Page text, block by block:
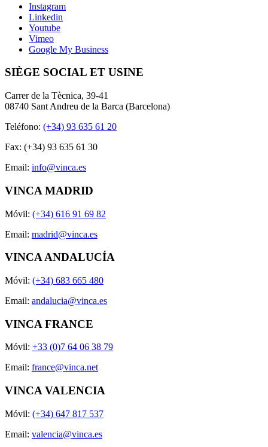
Instagram
Linkedin
Youtube
Vimeo
Google My Business
SIÈGE SOCIAL ET USINE
Carrer de la Tècnica, 39-41
08740 Sant Andreu de la Barca (Barcelona)
Teléfono: (+34) 93 635 61 20
Fax: (+34) 93 635 61 30
Email: info@vinca.es
VINCA MADRID
Móvil: (+34) 616 91 69 82
Email: madrid@vinca.es
VINCA ANDALUCÍA
Móvil: (+34) 683 665 480
Email: andalucia@vinca.es
VINCA FRANCE
Móvil: +33 (0)7 64 06 38 79
Email: france@vinca.net
VINCA VALENCIA
Móvil: (+34) 647 817 537
Email: valencia@vinca.es